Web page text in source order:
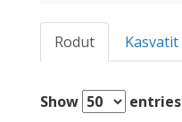
Rodut Kasvatit
Show
entries